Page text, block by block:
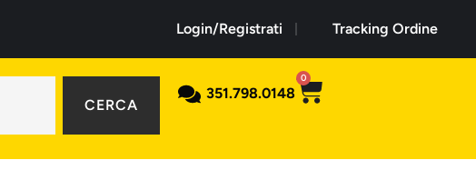
Login/Registrati Tracking Ordine
CERCA
351.798.0148
0